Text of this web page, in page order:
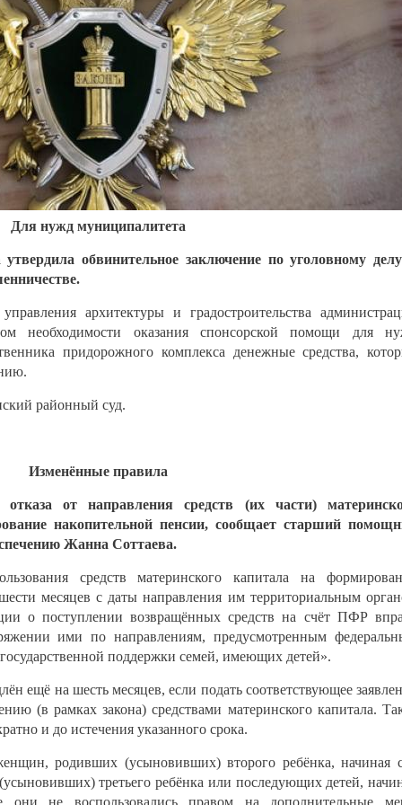
Для нужд муниципалитета
обвинительное заключение по уголовному
архитектуры и градостроительства
необходимости оказания спонсорской помощи для
придорожного комплекса денежные средства,
районный суд.
Изменённые правила
от направления средств (их части)
накопительной пенсии, сообщает старший
Жанна Соттаева.
средств материнского капитала на
месяцев с даты направления им территориальным
о поступлении возвращённых средств на счёт ПФР
ими по направлениям, предусмотренным
поддержки семей, имеющих детей».
ещё на шесть месяцев, если подать соответствующее
(в рамках закона) средствами материнского капитала.
и до истечения указанного срока.
родивших (усыновивших) второго ребёнка, начиная
третьего ребёнка или последующих детей,
не воспользовались правом на дополнительные